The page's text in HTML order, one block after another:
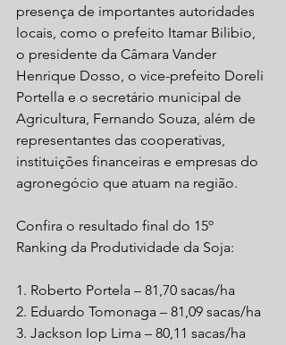
presença de importantes autoridades
locais, como o prefeito Itamar Bilibio,
o presidente da Câmara Vander
Henrique Dosso, o vice-prefeito Doreli
Portella e o secretário municipal de
Agricultura, Fernando Souza, além de
representantes das cooperativas,
instituições financeiras e empresas do
agronegócio que atuam na região.
Confira o resultado final do 15º
Ranking da Produtividade da Soja:
1. Roberto Portela – 81,70 sacas/ha
2. Eduardo Tomonaga – 81,09 sacas/ha
3. Jackson Iop Lima – 80,11 sacas/ha